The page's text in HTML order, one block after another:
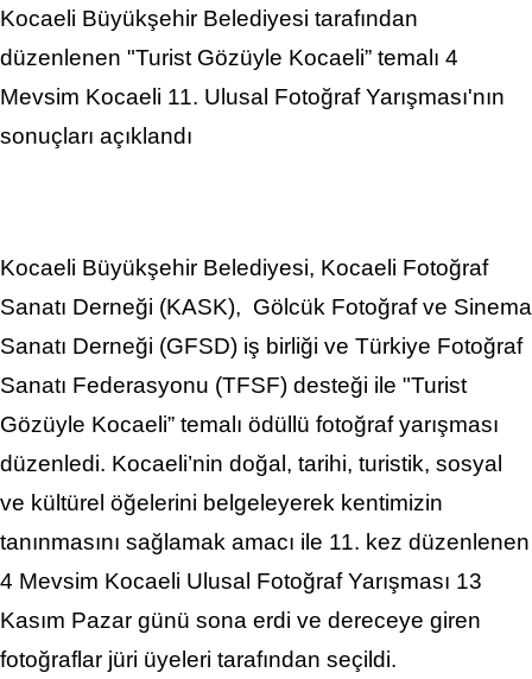
Kocaeli Büyükşehir Belediyesi tarafından
düzenlenen "Turist Gözüyle Kocaeli” temalı 4
Mevsim Kocaeli 11. Ulusal Fotoğraf Yarışması'nın
sonuçları açıklandı
Kocaeli Büyükşehir Belediyesi, Kocaeli Fotoğraf
Sanatı Derneği (KASK), Gölcük Fotoğraf ve Sinema
Sanatı Derneği (GFSD) iş birliği ve Türkiye Fotoğraf
Sanatı Federasyonu (TFSF) desteği ile "Turist
Gözüyle Kocaeli” temalı ödüllü fotoğraf yarışması
düzenledi. Kocaeli’nin doğal, tarihi, turistik, sosyal
ve kültürel öğelerini belgeleyerek kentimizin
tanınmasını sağlamak amacı ile 11. kez düzenlenen
4 Mevsim Kocaeli Ulusal Fotoğraf Yarışması 13
Kasım Pazar günü sona erdi ve dereceye giren
fotoğraflar jüri üyeleri tarafından seçildi.